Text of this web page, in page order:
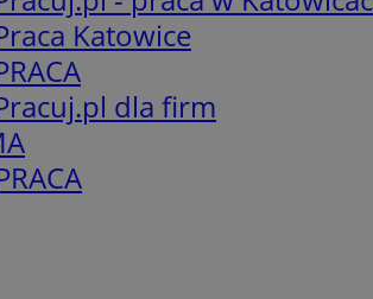
Katowice
dla firm